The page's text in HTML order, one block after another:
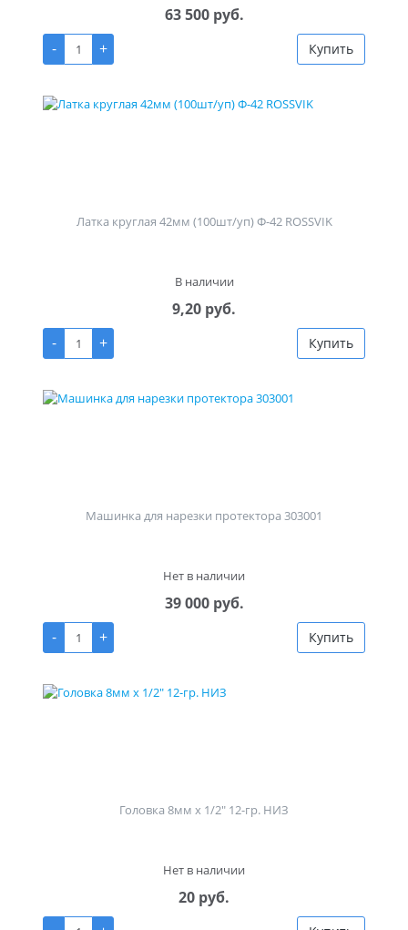
63 500 руб.
-
+ Купить
Латка круглая 42мм (100шт/уп) Ф-42 ROSSVIK
В наличии
9,20 руб.
-
+ Купить
Машинка для нарезки протектора 303001
Нет в наличии
39 000 руб.
-
+ Купить
Головка 8мм х 1/2" 12-гр. НИЗ
Нет в наличии
20 руб.